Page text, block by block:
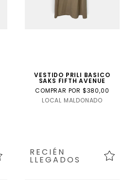
VESTIDO PRILI BASICO
SAKS FIFTH AVENUE
COMPRAR POR $380,00
LOCAL MALDONADO
RECIÉN
LLEGADOS